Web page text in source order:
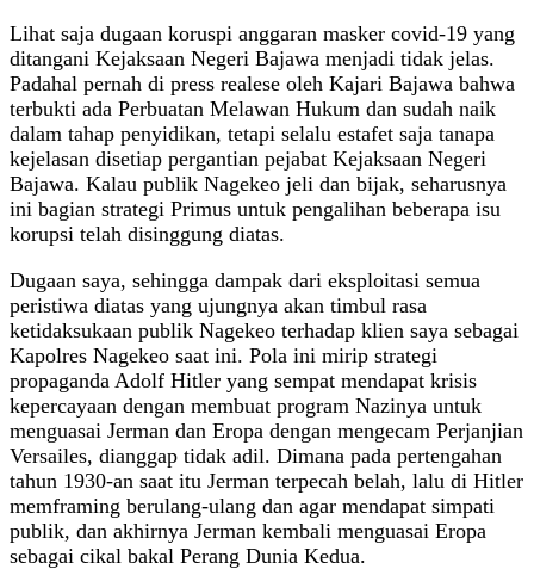
Lihat saja dugaan koruspi anggaran masker covid-19 yang
ditangani Kejaksaan Negeri Bajawa menjadi tidak jelas.
Padahal pernah di press realese oleh Kajari Bajawa bahwa
terbukti ada Perbuatan Melawan Hukum dan sudah naik
dalam tahap penyidikan, tetapi selalu estafet saja tanapa
kejelasan disetiap pergantian pejabat Kejaksaan Negeri
Bajawa. Kalau publik Nagekeo jeli dan bijak, seharusnya
ini bagian strategi Primus untuk pengalihan beberapa isu
korupsi telah disinggung diatas.
Dugaan saya, sehingga dampak dari eksploitasi semua
peristiwa diatas yang ujungnya akan timbul rasa
ketidaksukaan publik Nagekeo terhadap klien saya sebagai
Kapolres Nagekeo saat ini. Pola ini mirip strategi
propaganda Adolf Hitler yang sempat mendapat krisis
kepercayaan dengan membuat program Nazinya untuk
menguasai Jerman dan Eropa dengan mengecam Perjanjian
Versailes, dianggap tidak adil. Dimana pada pertengahan
tahun 1930-an saat itu Jerman terpecah belah, lalu di Hitler
memframing berulang-ulang dan agar mendapat simpati
publik, dan akhirnya Jerman kembali menguasai Eropa
sebagai cikal bakal Perang Dunia Kedua.